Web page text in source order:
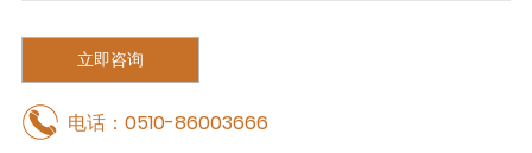
立即咨询
电话：0510-86003666